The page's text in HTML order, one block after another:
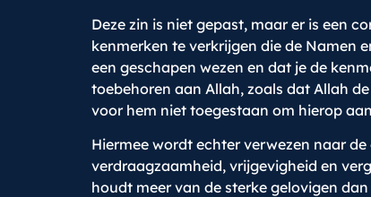
Deze zin is niet gepast, maar er is een
kenmerken te verkrijgen die de Namen
een geschapen wezen en dat je de
toebehoren aan Allah, zoals dat Allah
voor hem niet toegestaan om hierop
Hiermee wordt echter verwezen naar
verdraagzaamheid, vrijgevigheid en
houdt meer van de sterke gelovigen